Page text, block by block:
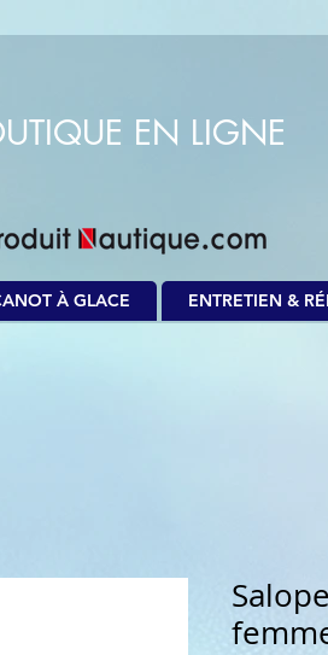
EN LIGNE
À GLACE ENTRETIEN &